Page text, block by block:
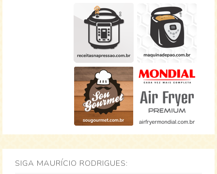
SIGA MAURÍCIO RODRIGUES: